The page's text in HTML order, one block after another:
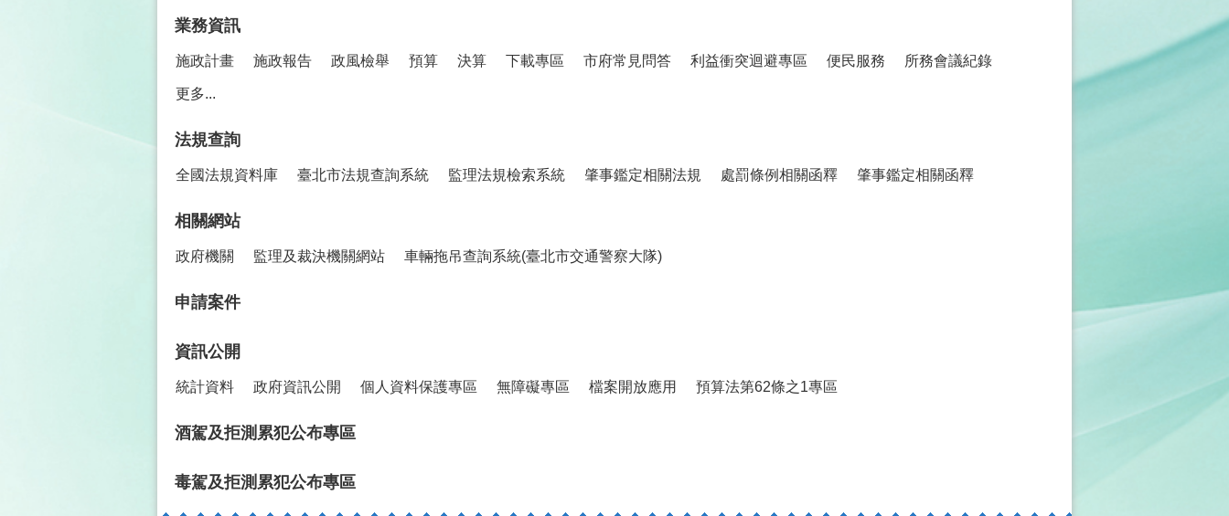
業務資訊
施政計畫 施政報告 政風檢舉 預算 決算 下載專區 市府常見問答 利益衝突迴避專區 便民服務 所務會議紀錄
更多...
法規查詢
全國法規資料庫 臺北市法規查詢系統 監理法規檢索系統 肇事鑑定相關法規 處罰條例相關函釋 肇事鑑定相關函釋
相關網站
政府機關 監理及裁決機關網站 車輛拖吊查詢系統(臺北市交通警察大隊)
申請案件
資訊公開
統計資料 政府資訊公開 個人資料保護專區 無障礙專區 檔案開放應用 預算法第62條之1專區
酒駕及拒測累犯公布專區
毒駕及拒測累犯公布專區